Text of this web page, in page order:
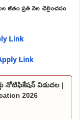
ప్రతి నెల చెల్లించడం
Link
Link
నోటిఫికేషన్ విడుదల |
2026